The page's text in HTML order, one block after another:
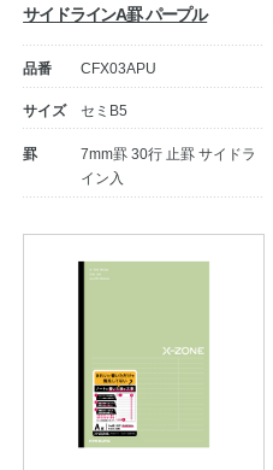
English
サイドラインA罫 パープル
品番 CFX03APU
サイズ セミB5
罫
7mm罫 30行 止罫 サイドラ
イン入